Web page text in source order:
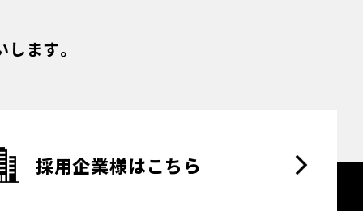
ます。
採用企業様はこちら